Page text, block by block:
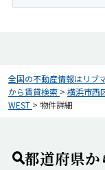
全国の不動産情報はリブ
から賃貸検索 > 横浜市西
WEST > 物件詳細
都道府県か